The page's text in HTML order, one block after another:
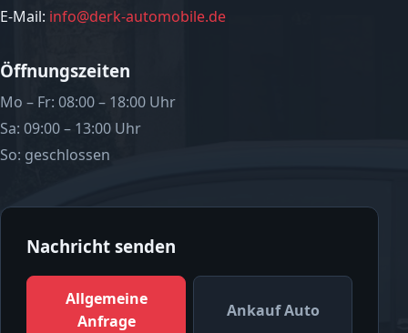
E-Mail: info@derk-automobile.de
Öffnungszeiten
Mo – Fr: 08:00 – 18:00 Uhr
Sa: 09:00 – 13:00 Uhr
So: geschlossen
Nachricht senden
Allgemeine
Anfrage
Ankauf Auto